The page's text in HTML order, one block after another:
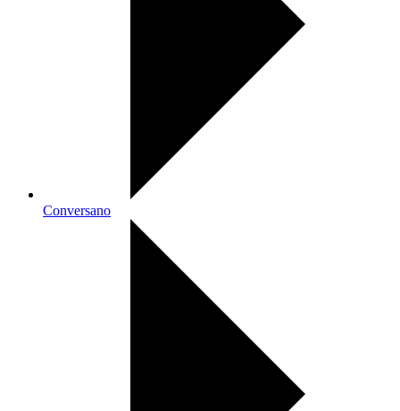
Conversano